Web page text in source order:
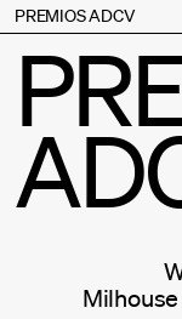
PREMIOS ADCV
Bases
Jurado
Palmarés
Premios
Contacto